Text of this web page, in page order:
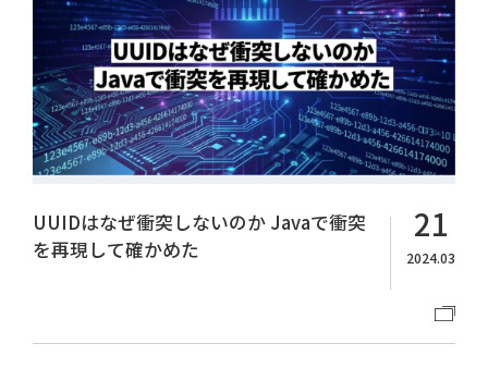
UUIDはなぜ衝突しないのか Javaで衝突
を再現して確かめた
21
2024.03